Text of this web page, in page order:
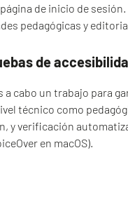
de inicio de
pedagógicas y
de
a cabo un trabajo para
técnico como
y verificación
en macOS).